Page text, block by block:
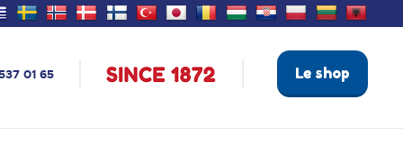
01 65 Le shop